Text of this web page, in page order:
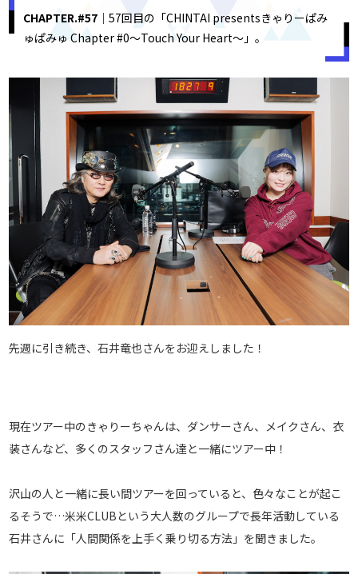
CHAPTER.#57｜57回目の「CHINTAI presentsきゃりーぱみ
ゅぱみゅ Chapter #0〜Touch Your Heart〜」。
先週に引き続き、石井竜也さんをお迎えしました！
現在ツアー中のきゃりーちゃんは、ダンサーさん、メイクさん、衣
装さんなど、多くのスタッフさん達と一緒にツアー中！
沢山の人と一緒に長い間ツアーを回っていると、色々なことが起こ
るそうで…米米CLUBという大人数のグループで長年活動している
石井さんに「人間関係を上手く乗り切る方法」を聞きました。